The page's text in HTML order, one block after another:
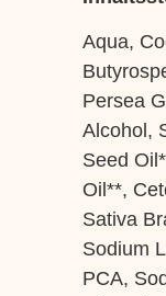
Aqua,
Persea
Alcohol,
Seed
Oil**,
Sativa
Sodium
PCA,